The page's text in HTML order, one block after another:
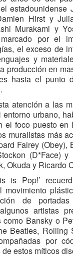
estadounidense
Hirst y
Murakami y
por el
el exceso de
y
producción en
hasta el punto
atención a las
urbano,
el foco puesto en
muralistas más
Fairey (Obey),
(D*Face) y
Okuda y Ricardo
is Pop!’
movimiento
de
artistas
como Bansky o
Beatles, Rolling
por
estos míticos